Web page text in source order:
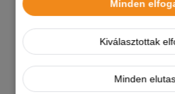
Minden
Kiválasztottak
Minden
Száz és száz érv szól
olvass tovább és
édes, hibrid fajtát.